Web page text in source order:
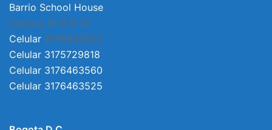
Barrio School House
Carrera 13 # 8-13
Celular 3176463525
Celular 3175729818
Celular 3176463560
Celular 3176463525